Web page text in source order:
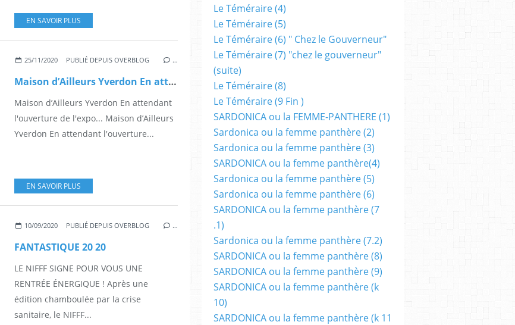
EN SAVOIR PLUS
FANTASTIQUE,ILLUSTRATION,IMAGES,NIFFF NEUCHATEL SUISSE,DESSINATEUR ,YVERDON
25/11/2020 PUBLIÉ DEPUIS OVERBLOG …
Maison d’Ailleurs Yverdon En attendant l'ouverture de l'expo...
Maison d’Ailleurs Yverdon En attendant
l'ouverture de l'expo... Maison d’Ailleurs
Yverdon En attendant l'ouverture...
EN SAVOIR PLUS
FESTIVAL,NIFFF NIFFF NEUCHATEL SUISSE FILMS, PALMARÈS, PRIX
10/09/2020 PUBLIÉ DEPUIS OVERBLOG …
FANTASTIQUE 20 20
LE NIFFF SIGNE POUR VOUS UNE
RENTRÉE ÉNERGIQUE ! Après une
édition chamboulée par la crise
sanitaire, le NIFFF...
Le Téméraire (4)
Le Téméraire (5)
Le Téméraire (6) " Chez le Gouverneur"
Le Téméraire (7) "chez le gouverneur"
(suite)
Le Téméraire (8)
Le Téméraire (9 Fin )
SARDONICA ou la FEMME-PANTHERE (1)
Sardonica ou la femme panthère (2)
Sardonica ou la femme panthère (3)
SARDONICA ou la femme panthère(4)
Sardonica ou la femme panthère (5)
Sardonica ou la femme panthère (6)
SARDONICA ou la femme panthère (7
.1)
Sardonica ou la femme panthère (7.2)
SARDONICA ou la femme panthère (8)
SARDONICA ou la femme panthère (9)
SARDONICA ou la femme panthère (k
10)
SARDONICA ou la femme panthère (k 11